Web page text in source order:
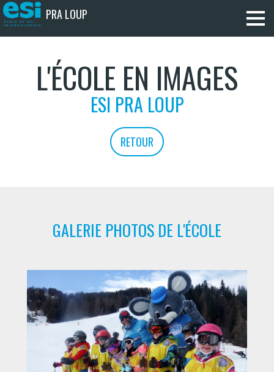
PRA LOUP
L'ÉCOLE EN IMAGES
ESI PRA LOUP
RETOUR
GALERIE PHOTOS DE L'ÉCOLE